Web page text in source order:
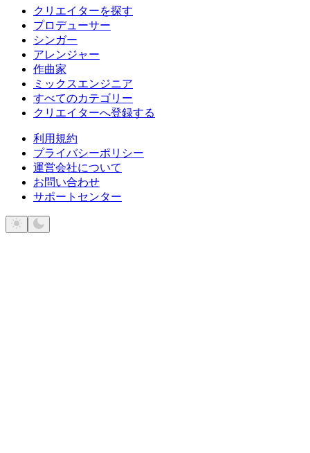
クリエイターを探す
プロデューサー
シンガー
アレンジャー
作曲家
ミックスエンジニア
すべてのカテゴリー
クリエイターへ登録する
利用規約
プライバシーポリシー
運営会社について
お問い合わせ
サポートセンター